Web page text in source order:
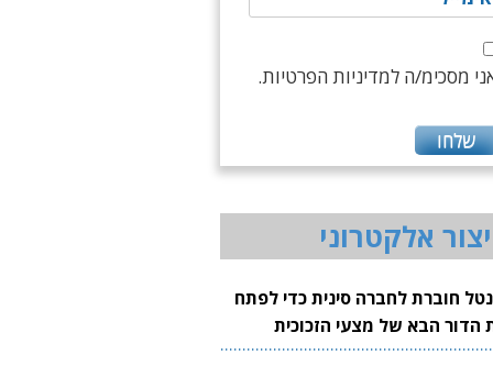
מסכימ/ה למדיניות הפרטיות.
אלקטרוני
חוברת לחברה סינית כדי לפתח
הדור הבא של מצעי הזכוכית